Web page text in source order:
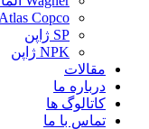
Atlas Copco سوئد
SP ژاپن
NPK ژاپن
مقالات
درباره ما
کاتالوگ ها
تماس با ما